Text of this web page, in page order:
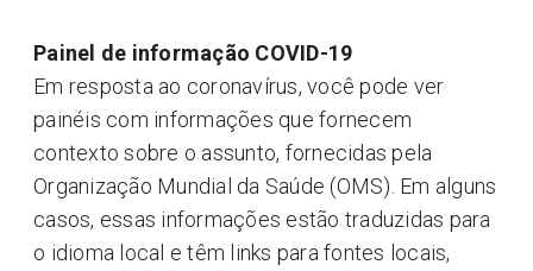
Painel de informação COVID-19
Em resposta ao coronavírus, você pode ver
painéis com informações que fornecem
contexto sobre o assunto, fornecidas pela
Organização Mundial da Saúde (OMS). Em alguns
casos, essas informações estão traduzidas para
o idioma local e têm links para fontes locais,